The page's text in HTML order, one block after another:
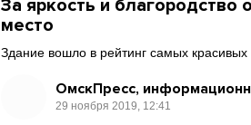
За яркость и
место
Здание вошло в рейтинг самых
ОмскПресс,
29 ноября 2019, 12:41